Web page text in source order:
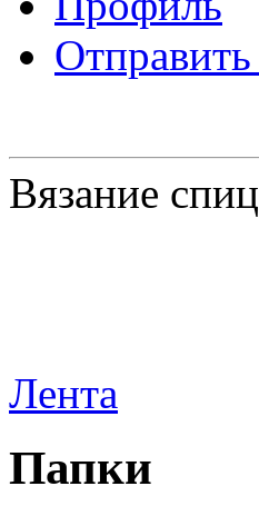
Вязание
Лента
Папки